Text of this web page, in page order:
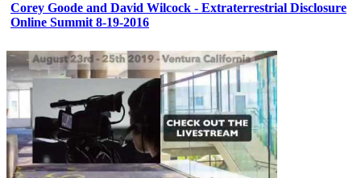
Corey Goode and David Wilcock - Extraterrestrial Disclosure
Online Summit 8-19-2016